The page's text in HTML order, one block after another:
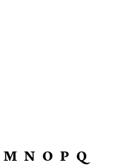
M N O P Q